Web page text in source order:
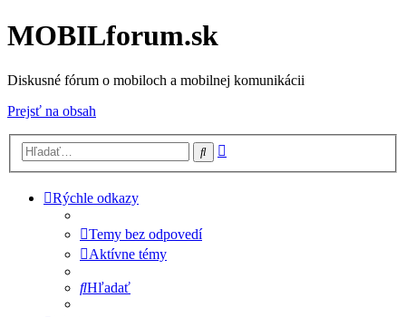
MOBILforum.sk
Diskusné fórum o mobiloch a mobilnej komunikácii
Prejsť na obsah
Hľadať
Rýchle odkazy
Temy bez odpovedí
Aktívne témy
Hľadať